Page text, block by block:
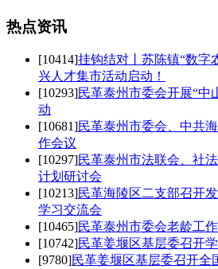
热点资讯
[10414]挂钩结对丨苏陈镇“数字
兴人才集市活动启动！
[10293]民革泰州市委会开展“中
动
[10681]民革泰州市委会、中共
作会议
[10297]民革泰州市法联会、社
计划研讨会
[10213]民革海陵区二支部召开
学习交流会
[10465]民革泰州市委会老龄工
[10742]民革姜堰区基层委召开
[9780]民革姜堰区基层委召开全